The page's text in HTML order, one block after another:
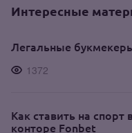
Интересные
Легальные
1372
Как ставить на спорт
конторе Fonbet